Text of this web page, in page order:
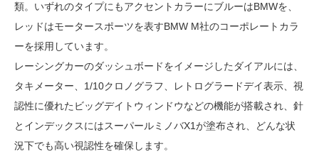
類。いずれのタイプにもアクセントカラーにブルーはBMWを、
レッドはモータースポーツを表すBMW M社のコーポレートカラ
ーを採用しています。
レーシングカーのダッシュボードをイメージしたダイアルには、
タキメーター、1/10クロノグラフ、レトログラードデイ表示、視
認性に優れたビッグデイトウィンドウなどの機能が搭載され、針
とインデックスにはスーパールミノバX1が塗布され、どんな状
況下でも高い視認性を確保します。